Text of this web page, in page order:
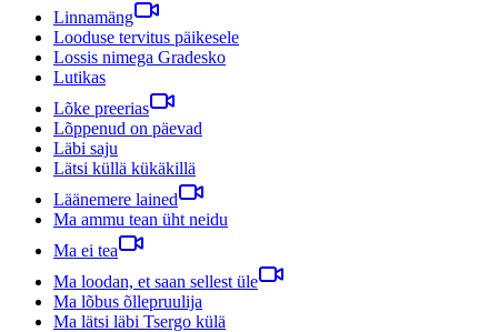
Linnamäng
Looduse tervitus päikesele
Lossis nimega Gradesko
Lutikas
Lõke preerias
Lõppenud on päevad
Läbi saju
Lätsi küllä kükäkillä
Läänemere lained
Ma ammu tean üht neidu
Ma ei tea
Ma loodan, et saan sellest üle
Ma lõbus õllepruulija
Ma lätsi läbi Tsergo külä